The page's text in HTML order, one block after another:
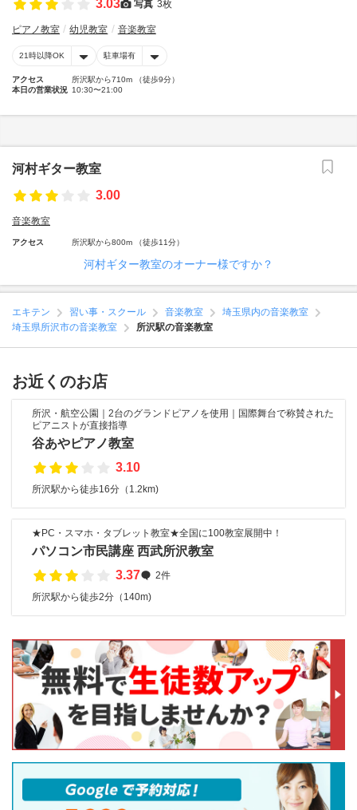
3.03 写真 3枚
ピアノ教室 幼児教室 音楽教室
21時以降OK 駐車場有
アクセス
所沢駅から710m （徒歩9分）
本日の営業状況 10:30〜21:00
河村ギター教室
3.00
音楽教室
アクセス 所沢駅から800m （徒歩11分）
河村ギター教室のオーナー様ですか？
エキテン 習い事・スクール 音楽教室
埼玉県内の音楽教室
埼玉県所沢市の音楽教室
所沢駅の音楽教室
お近くのお店
所沢・航空公園｜2台のグランドピアノを使用｜国際舞台で称賛された
ピアニストが直接指導
谷あやピアノ教室
3.10
所沢駅から徒歩16分（1.2km)
★PC・スマホ・タブレット教室★全国に100教室展開中！
パソコン市民講座 西武所沢教室
3.37
2件
所沢駅から徒歩2分（140m)